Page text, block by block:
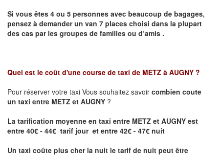
Si vous êtes 4 ou 5 personnes avec beaucoup de bagages,
pensez à demander un van 7 places choisi dans la plupart
des cas par les groupes de familles ou d’amis .
Quel est le coût d'une course de taxi de METZ à AUGNY ?
Pour réserver votre taxi Vous souhaitez savoir combien coute
un taxi entre METZ et AUGNY ?
La tarification moyenne en taxi entre METZ et AUGNY est
entre 40€ - 44€ tarif jour et entre 42€ - 47€ nuit
Un taxi coûte plus cher la nuit le tarif de nuit peut être